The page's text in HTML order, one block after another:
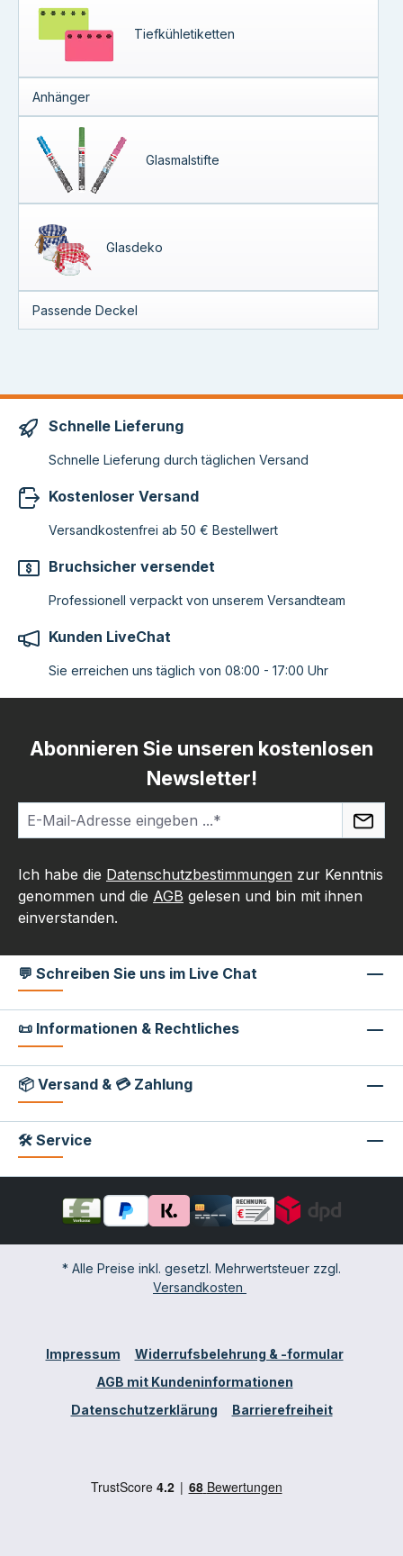
Tiefkühletiketten
Anhänger
Glasmalstifte
Glasdeko
Passende Deckel
Schnelle Lieferung
Schnelle Lieferung durch täglichen Versand
Kostenloser Versand
Versandkostenfrei ab 50 € Bestellwert
Bruchsicher versendet
Professionell verpackt von unserem Versandteam
Kunden LiveChat
Sie erreichen uns täglich von 08:00 - 17:00 Uhr
Abonnieren Sie unseren kostenlosen
Newsletter!
Ich habe die Datenschutzbestimmungen zur Kenntnis
genommen und die AGB gelesen und bin mit ihnen
einverstanden.
💬 Schreiben Sie uns im Live Chat
📜 Informationen & Rechtliches
📦 Versand & 💳 Zahlung
🛠 Service
* Alle Preise inkl. gesetzl. Mehrwertsteuer zzgl.
Versandkosten
Impressum
Widerrufsbelehrung & -formular
AGB mit Kundeninformationen
Datenschutzerklärung
Barrierefreiheit